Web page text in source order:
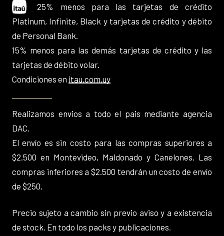
25% menos para las tarjetas de crédito
Platinum, Infinite, Black y tarjetas de crédito y débito
de Personal Bank.
15% menos para las demás tarjetas de crédito y las
tarjetas de débito volar.
Condiciones en itau.com.uy
Realizamos envios a todo el pais mediante agencia
DAC.
El envío es sin costo para las compras superiores a
$2.500 en Montevideo, Maldonado y Canelones. Las
compras inferiores a $2.500 tendrán un costo de envío
de $250.
Precio sujeto a cambio sin previo aviso y a existencia
de stock. En todo los packs y publicaciones.